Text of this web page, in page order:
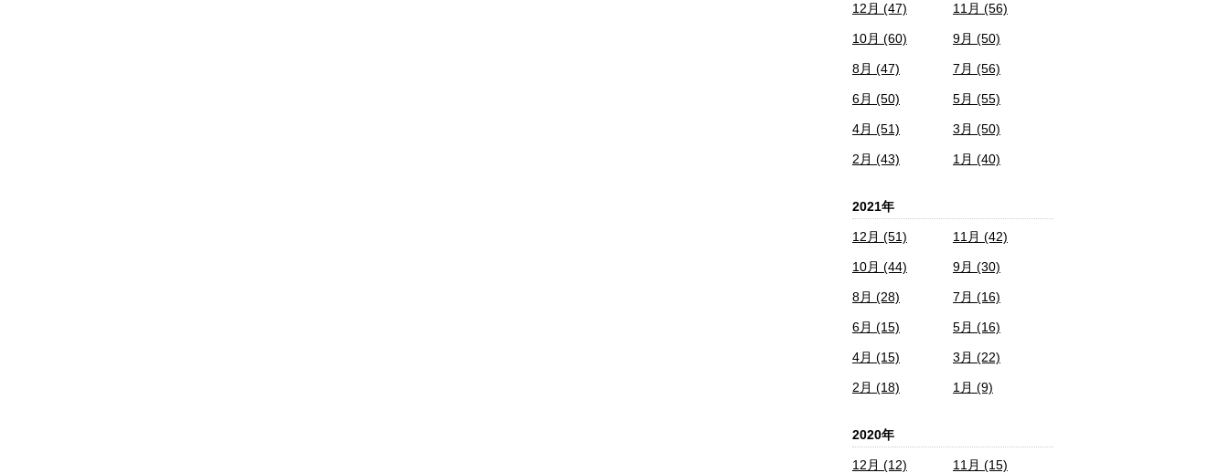
12月 (47) 11月 (56)
10月 (60) 9月 (50)
8月 (47) 7月 (56)
6月 (50) 5月 (55)
4月 (51) 3月 (50)
2月 (43) 1月 (40)
2021年
12月 (51) 11月 (42)
10月 (44) 9月 (30)
8月 (28) 7月 (16)
6月 (15) 5月 (16)
4月 (15) 3月 (22)
2月 (18) 1月 (9)
2020年
12月 (12) 11月 (15)